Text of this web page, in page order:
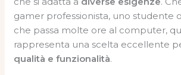
gamer professionista, uno studente
che passa molte ore al computer,
rappresenta una scelta eccellente
qualità e funzionalità.